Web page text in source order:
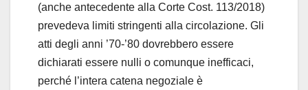
(anche antecedente alla Corte Cost. 113/2018)
prevedeva limiti stringenti alla circolazione. Gli
atti degli anni ’70-’80 dovrebbero essere
dichiarati essere nulli o comunque inefficaci,
perché l’intera catena negoziale è